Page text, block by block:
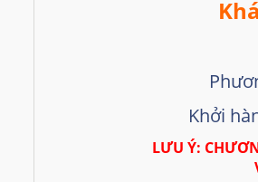
Khởi
LƯU Ý: